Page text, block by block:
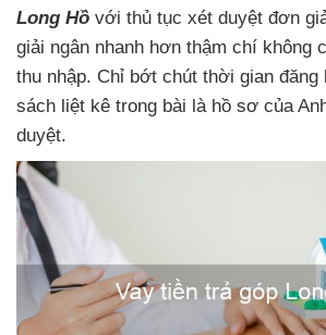
Long Hồ với thủ tục xét duyệt đơn
giải ngân nhanh hơn thậm chí không
thu nhập. Chỉ bớt chút thời gian đăng
sách liệt kê trong bài là hồ sơ của
duyệt.